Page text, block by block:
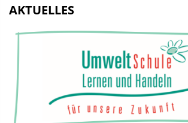
AKTUELLES